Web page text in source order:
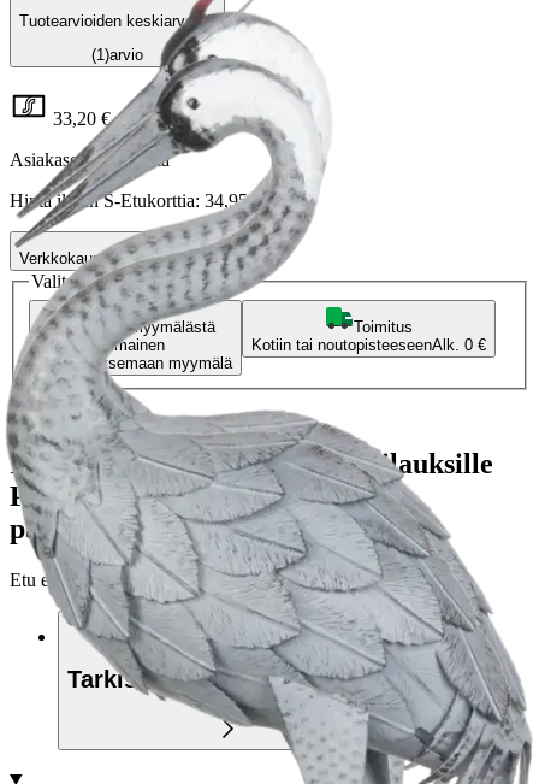
Tuotearvioiden keskiarvo 5/5
(1)arvio
33,20 €
Asiakasomistajahinta
Hinta ilman S-Etukorttia: 34,95 €
Verkkokaupan hinta
Valitse toimitustapa
Nouto myymälästä
Ilmainen
Siirry valitsemaan myymälä
Toimitus
Kotiin tai noutopisteeseenAlk. 0 €
Ilmainen toimitus yli 100 €:n tilauksille
Postin pakettiautomaattiin tai
palvelupisteeseen!
Etu ei koske Suuri‑lisäpalvelulla toimitettavia tuotteita.
Tarkista myymäläsaatavuus